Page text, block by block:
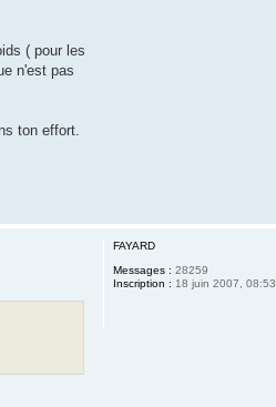
( pour les
n'est pas
ton effort.
FAYARD
Messages : 28259
Inscription : 18 juin 2007, 08:53